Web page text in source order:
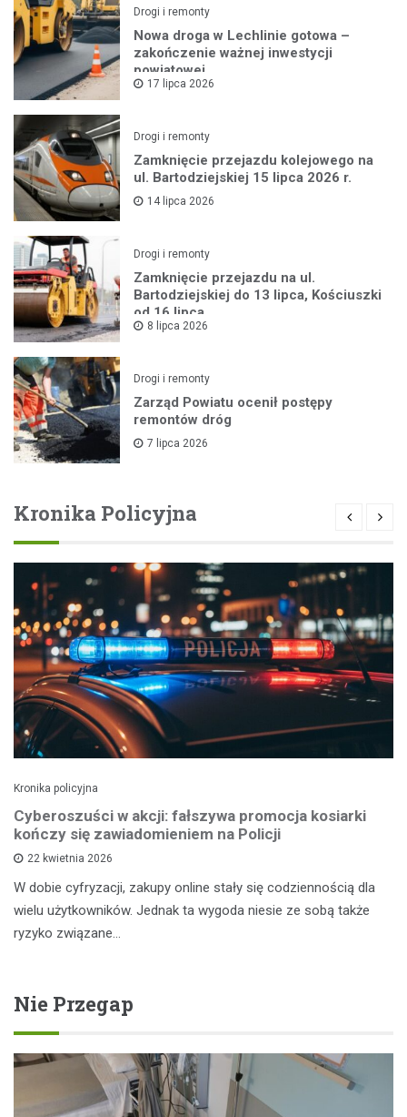
Drogi i remonty
Nowa droga w Lechlinie gotowa –
zakończenie ważnej inwestycji
powiatowej
17 lipca 2026
Drogi i remonty
Zamknięcie przejazdu kolejowego na
ul. Bartodziejskiej 15 lipca 2026 r.
14 lipca 2026
Drogi i remonty
Zamknięcie przejazdu na ul.
Bartodziejskiej do 13 lipca, Kościuszki
od 16 lipca
8 lipca 2026
Drogi i remonty
Zarząd Powiatu ocenił postępy
remontów dróg
7 lipca 2026
Kronika Policyjna
Kronika policyjna
Cyberoszuści w akcji: fałszywa promocja kosiarki
kończy się zawiadomieniem na Policji
22 kwietnia 2026
W dobie cyfryzacji, zakupy online stały się codziennością dla
wielu użytkowników. Jednak ta wygoda niesie ze sobą także
ryzyko związane…
Nie Przegap